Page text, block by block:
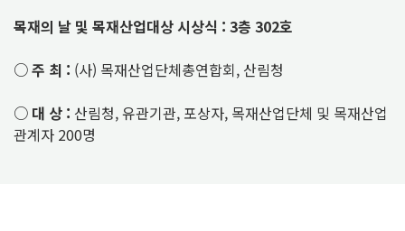
목재의 날 및 목재산업대상 시상식 : 3층 302호
○ 주 최 : (사) 목재산업단체총연합회, 산림청
○ 대 상 : 산림청, 유관기관, 포상자, 목재산업단체 및 목재산업
관계자 200명